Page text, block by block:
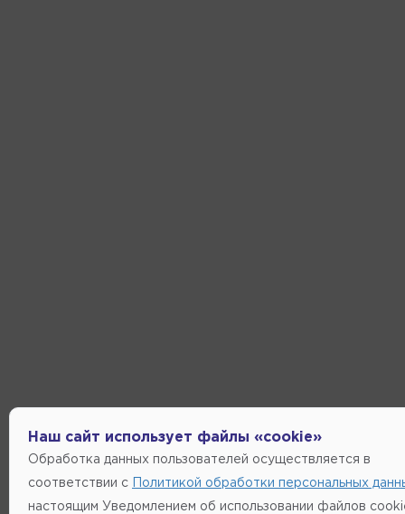
Наш сайт использует файлы «cookie»
Обработка данных пользователей осуществляется в
соответствии с Политикой обработки персональных
настоящим Уведомлением об использовании файлов